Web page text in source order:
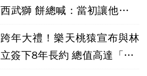
西武獅 餅總喊：當初讓他專注
跨年大禮！樂天桃猿宣布與林
立簽下8年長約 總值高達「1.8